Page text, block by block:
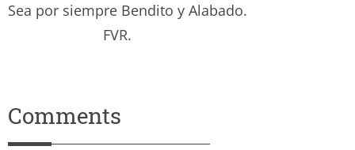
Sea por siempre Bendito y Alabado.
FVR.
Comments